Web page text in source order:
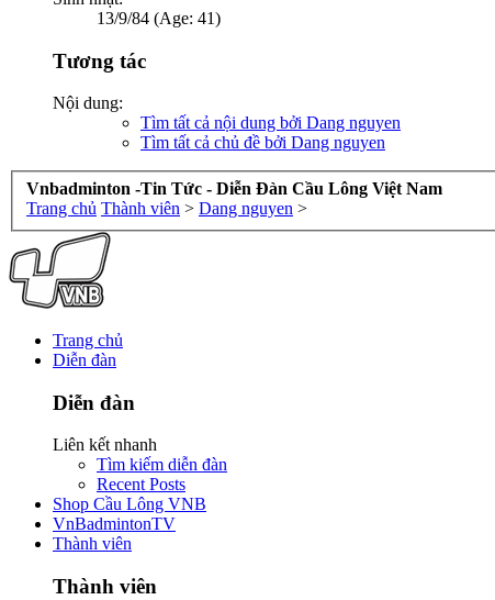
13/9/84 (Age: 41)
Tương tác
Nội dung:
Tìm tất cả nội dung bởi Dang nguyen
Tìm tất cả chủ đề bởi Dang nguyen
Vnbadminton -Tin Tức - Diễn Đàn Cầu Lông Việt Nam
Trang chủ Thành viên > Dang nguyen >
Trang chủ
Diễn đàn
Diễn đàn
Liên kết nhanh
Tìm kiếm diễn đàn
Recent Posts
Shop Cầu Lông VNB
VnBadmintonTV
Thành viên
Thành viên